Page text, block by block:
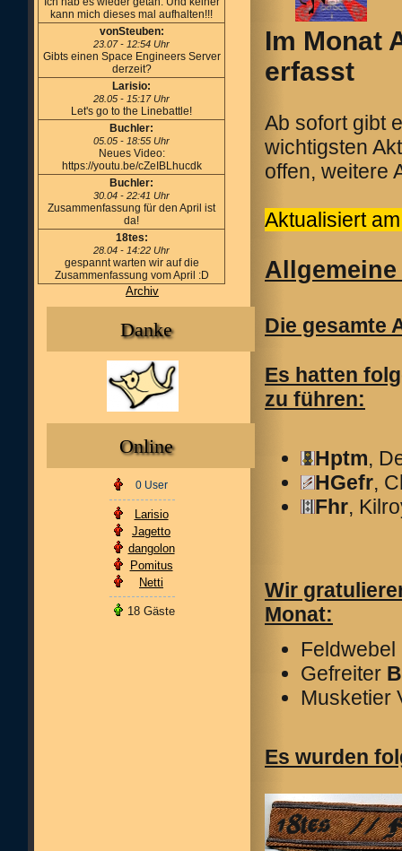
kann mich dieses mal aufhalten!!!
vonSteuben:
23.07 - 12:54 Uhr
Gibts einen Space Engineers Server
derzeit?
Larisio:
28.05 - 15:17 Uhr
Let's go to the Linebattle!
Buchler:
05.05 - 18:55 Uhr
Neues Video:
https://youtu.be/cZeIBLhucdk
Buchler:
30.04 - 22:41 Uhr
Zusammenfassung für den April ist
da!
18tes:
28.04 - 14:22 Uhr
gespannt warten wir auf die
Zusammenfassung vom April :D
Archiv
Danke
Online
0 User
Larisio
Jagetto
dangolon
Pomitus
Netti
18 Gäste
Im Monat
erfasst
Ab sofort gibt
wichtigsten
offen, weitere
Aktualisiert
Die gesamte
Es hatten
zu führen:
Hptm,
HGefr,
Fhr,
Wir
Monat:
Feldwebel
Gefreiter
Musketier
Es wurden